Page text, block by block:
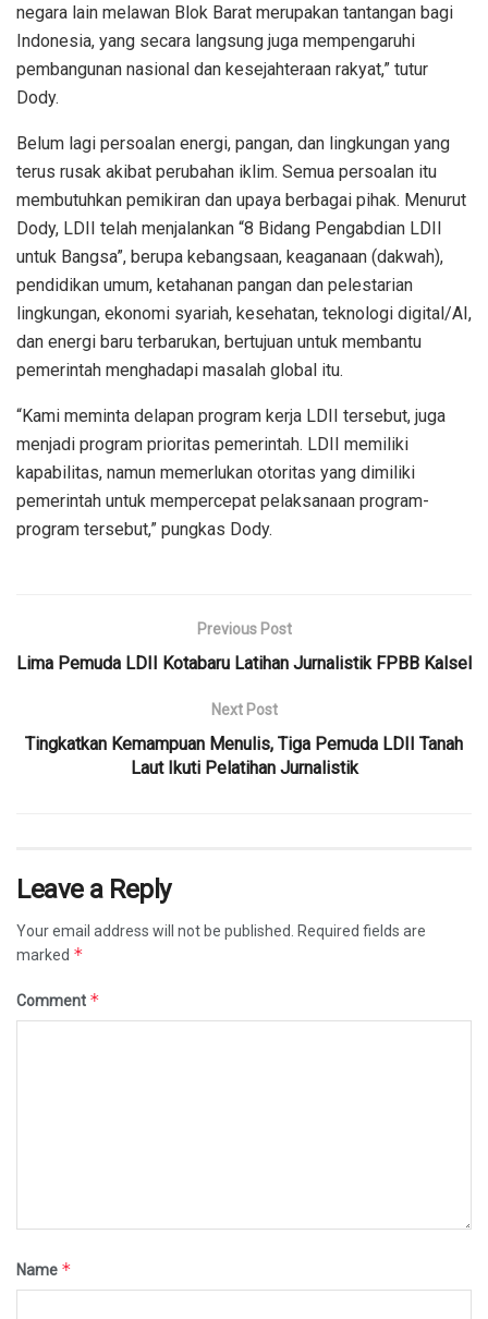
negara lain melawan Blok Barat merupakan tantangan bagi
Indonesia, yang secara langsung juga mempengaruhi
pembangunan nasional dan kesejahteraan rakyat,” tutur
Dody.
Belum lagi persoalan energi, pangan, dan lingkungan yang
terus rusak akibat perubahan iklim. Semua persoalan itu
membutuhkan pemikiran dan upaya berbagai pihak. Menurut
Dody, LDII telah menjalankan “8 Bidang Pengabdian LDII
untuk Bangsa”, berupa kebangsaan, keaganaan (dakwah),
pendidikan umum, ketahanan pangan dan pelestarian
lingkungan, ekonomi syariah, kesehatan, teknologi digital/AI,
dan energi baru terbarukan, bertujuan untuk membantu
pemerintah menghadapi masalah global itu.
“Kami meminta delapan program kerja LDII tersebut, juga
menjadi program prioritas pemerintah. LDII memiliki
kapabilitas, namun memerlukan otoritas yang dimiliki
pemerintah untuk mempercepat pelaksanaan program-
program tersebut,” pungkas Dody.
Previous Post
Lima Pemuda LDII Kotabaru Latihan Jurnalistik FPBB Kalsel
Next Post
Tingkatkan Kemampuan Menulis, Tiga Pemuda LDII Tanah
Laut Ikuti Pelatihan Jurnalistik
Leave a Reply
Your email address will not be published. Required fields are
marked *
Comment *
Name *